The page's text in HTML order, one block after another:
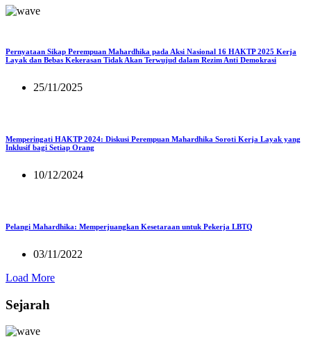
Pernyataan Sikap Perempuan Mahardhika pada Aksi Nasional 16 HAKTP 2025 Kerja
Layak dan Bebas Kekerasan Tidak Akan Terwujud dalam Rezim Anti Demokrasi
25/11/2025
Memperingati HAKTP 2024: Diskusi Perempuan Mahardhika Soroti Kerja Layak yang
Inklusif bagi Setiap Orang
10/12/2024
Pelangi Mahardhika: Memperjuangkan Kesetaraan untuk Pekerja LBTQ
03/11/2022
Load More
Sejarah